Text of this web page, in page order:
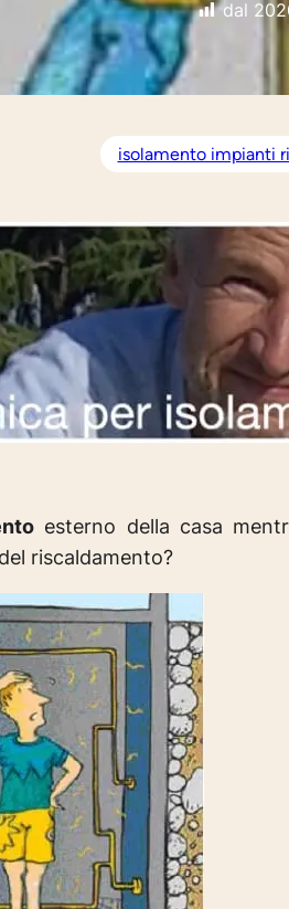
dal
isolamento impianti
esterno della casa
del riscaldamento?